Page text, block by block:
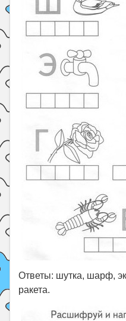
Ответы: шутка, шарф,
ракета.